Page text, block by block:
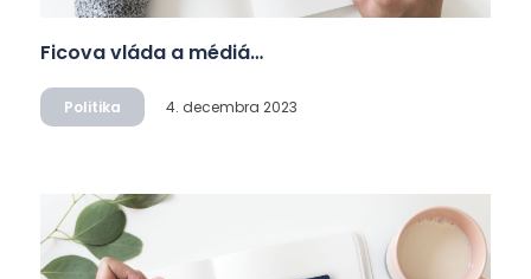
Ficova vláda a médiá…
Politika 4. decembra 2023